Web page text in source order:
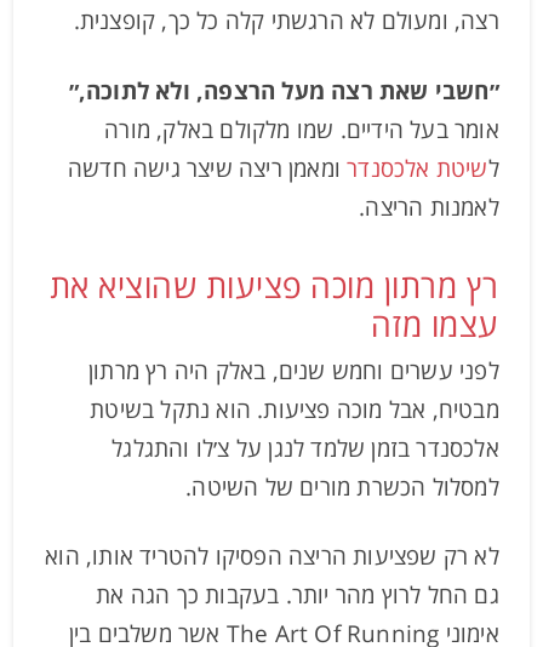
רצה, ומעולם לא הרגשתי קלה כל כך, קופצנית.
״חשבי שאת רצה מעל הרצפה, ולא לתוכה,״
אומר בעל הידיים. שמו מלקולם באלק, מורה
לשיטת אלכסנדרומאמן ריצה שיצר גישה חדשה
לאמנות הריצה.
רץ מרתון מוכה פציעות שהוציא את
עצמו מזה
לפני עשרים וחמש שנים, באלק היה רץ מרתון
מבטיח, אבל מוכה פציעות. הוא נתקל בשיטת
אלכסנדר בזמן שלמד לנגן על צ׳לו והתגלגל
למסלול הכשרת מורים של השיטה.
לא רק שפציעות הריצה הפסיקו להטריד אותו, הוא
גם החל לרוץ מהר יותר. בעקבות כך הגה את
אימוני The Art Of Running אשר משלבים בין